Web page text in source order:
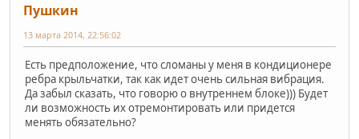
Пушкин
13 марта 2014, 22:56:02
Есть предположение, что сломаны у меня в кондиционере
ребра крыльчатки, так как идет очень сильная вибрация.
Да забыл сказать, что говорю о внутреннем блоке))) Будет
ли возможность их отремонтировать или придется
менять обязательно?